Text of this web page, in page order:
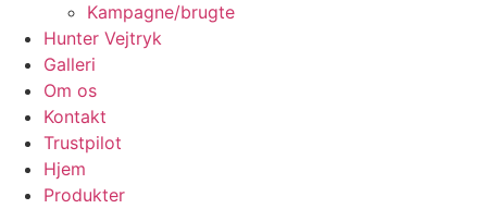
Kampagne/brugte
Hunter Vejtryk
Galleri
Om os
Kontakt
Trustpilot
Hjem
Produkter